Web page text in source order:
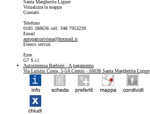
Santa Margherita Ligure
Visualizza la mappa
Contatti
Telefono
0185 288636 cell. 348 7953239
Email
autoparcoriviera@hotmail.it
Elenco servizi
Ente
G7 S.r.l.
Autorimessa Barbieri - A pagamento
Via Luisito Costa, 5-5A Centro - 16038 Santa Margherita Ligure